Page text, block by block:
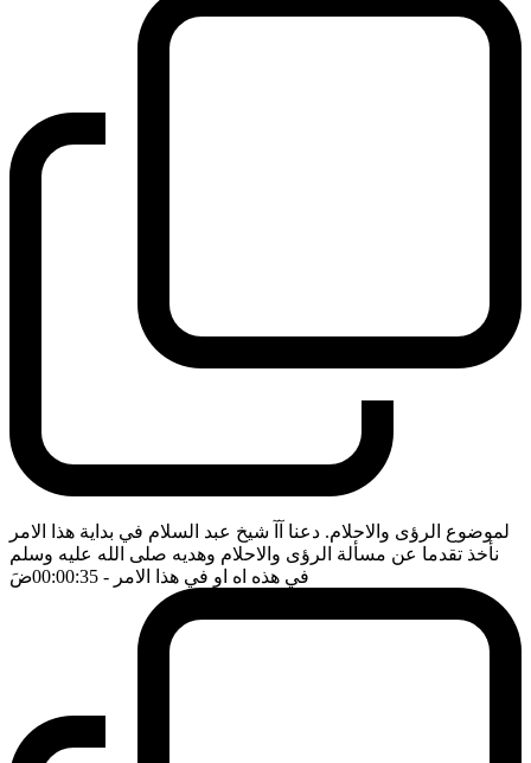
لموضوع الرؤى والاحلام. دعنا آآ شيخ عبد السلام في بداية هذا الامر
نأخذ تقدما عن مسألة الرؤى والاحلام وهديه صلى الله عليه وسلم
في هذه اه او في هذا الامر - 00:00:35 ضَ